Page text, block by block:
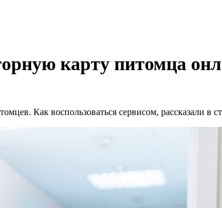
карту питомца
Как воспользоваться сервисом, рассказали в